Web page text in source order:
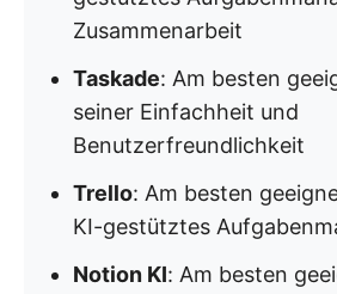
Zusammenarbeit
Taskade: Am besten
seiner Einfachheit und
Benutzerfreundlichkeit
Trello: Am besten
KI-gestütztes
Notion KI: Am besten